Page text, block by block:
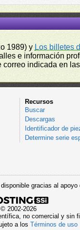
1989) y Los billetes
e información
indicada en
Recursos
Buscar
Descargas
Identificador de
Determine serie
gracias al apoyo
© 2002-2026
no comercial y sin
a los Términos de uso